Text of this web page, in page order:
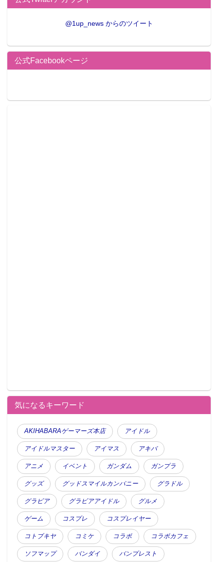
@1up_news からのツイート
公式Facebookページ
気になるキーワード
AKIHABARAゲーマーズ本店 アイドル
アイドルマスター アイマス アキバ
アニメ イベント ガンダム ガンプラ
グッズ グッドスマイルカンパニー グラドル
グラビア グラビアアイドル グルメ
ゲーム コスプレ コスプレイヤー
コトブキヤ コミケ コラボ コラボカフェ
ソフマップ バンダイ バンプレスト